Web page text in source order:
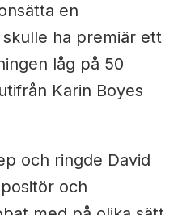
en
ha premiär ett
låg på 50
Karin Boyes
och ringde David
och